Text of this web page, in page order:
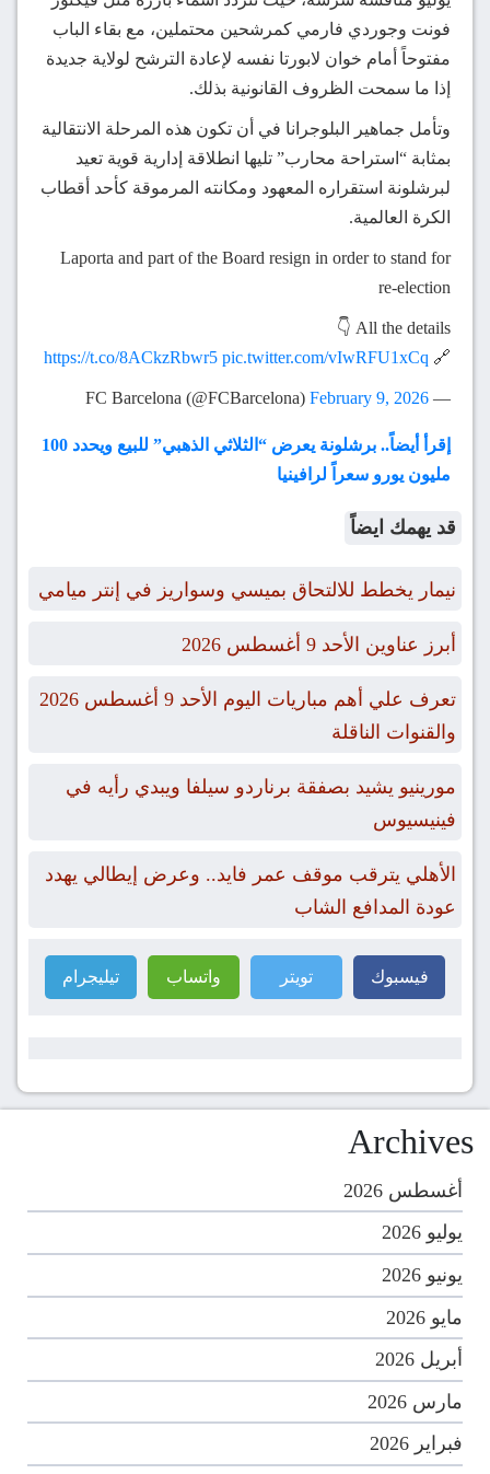
فونت وجوردي فارمي كمرشحين محتملين، مع بقاء الباب
مفتوحاً أمام خوان لابورتا نفسه لإعادة الترشح لولاية جديدة
إذا ما سمحت الظروف القانونية بذلك.
وتأمل جماهير البلوجرانا في أن تكون هذه المرحلة الانتقالية
بمثابة “استراحة محارب” تليها انطلاقة إدارية قوية تعيد
لبرشلونة استقراره المعهود ومكانته المرموقة كأحد أقطاب
الكرة العالمية.
Laporta and part of the Board resign in order to stand for
re-election
All the details 👇
🔗
https://t.co/8ACkzRbwr5 pic.twitter.com/vIwRFU1xCq
— FC Barcelona (@FCBarcelona)
February 9, 2026
إقرأ أيضاً.. برشلونة يعرض “الثلاثي الذهبي” للبيع ويحدد 100
مليون يورو سعراً لرافينيا
قد يهمك ايضاً
نيمار يخطط للالتحاق بميسي وسواريز في إنتر ميامي
أبرز عناوين الأحد 9 أغسطس 2026
تعرف علي أهم مباريات اليوم الأحد 9 أغسطس 2026
والقنوات الناقلة
مورينيو يشيد بصفقة برناردو سيلفا ويبدي رأيه في
فينيسيوس
الأهلي يترقب موقف عمر فايد.. وعرض إيطالي يهدد
عودة المدافع الشاب
فيسبوك تويتر واتساب تيليجرام
Archives
أغسطس 2026
يوليو 2026
يونيو 2026
مايو 2026
أبريل 2026
مارس 2026
فبراير 2026